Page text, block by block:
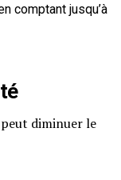
comptant jusqu’à
diminuer le